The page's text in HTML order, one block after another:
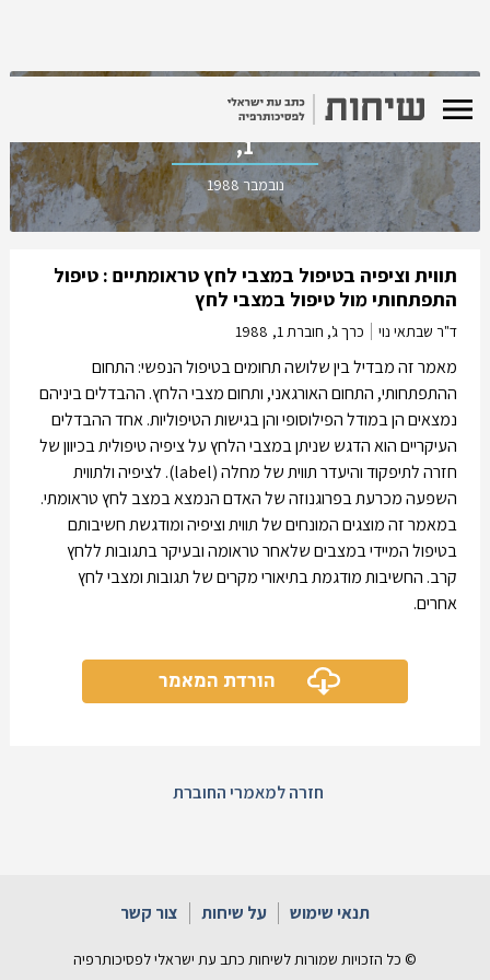
כרך ג', חוברת
1,
נובמבר 1988
תווית וציפיה בטיפול במצבי לחץ טראומתיים : טיפול
התפתחותי מול טיפול במצבי לחץ
ד"ר שבתאי נוי כרך ג', חוברת 1, 1988
מאמר זה מבדיל בין שלושה תחומים בטיפול הנפשי: התחום
ההתפתחותי, התחום האורגאני, ותחום מצבי הלחץ. ההבדלים ביניהם
נמצאים הן במודל הפילוסופי והן בגישות הטיפוליות. אחד ההבדלים
העיקריים הוא הדגש שניתן במצבי הלחץ על ציפיה טיפולית בכיוון של
חזרה לתיפקוד והיעדר תווית של מחלה (label). לציפיה ולתווית
השפעה מכרעת בפרוגנוזה של האדם הנמצא במצב לחץ טראומתי.
במאמר זה מוצגים המונחים של תווית וציפיה ומודגשת חשיבותם
בטיפול המיידי במצבים שלאחר טראומה ובעיקר בתגובות ללחץ
קרב. החשיבות מודגמת בתיאורי מקרים של תגובות ומצבי לחץ
אחרים.
הורדת המאמר
חזרה למאמרי החוברת
תנאי שימוש על שיחות צור קשר
© כל הזכויות שמורות לשיחות כתב עת ישראלי לפסיכותרפיה